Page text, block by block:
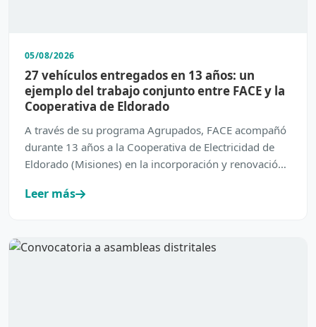
05/08/2026
27 vehículos entregados en 13 años: un
ejemplo del trabajo conjunto entre FACE y la
Cooperativa de Eldorado
A través de su programa Agrupados, FACE acompañó
durante 13 años a la Cooperativa de Electricidad de
Eldorado (Misiones) en la incorporación y renovación
Leer más